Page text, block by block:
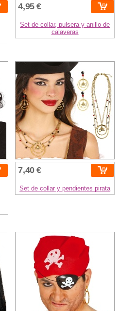
4,95 €
Set de collar, pulsera y anillo de
calaveras
7,40 €
Set de collar y pendientes pirata